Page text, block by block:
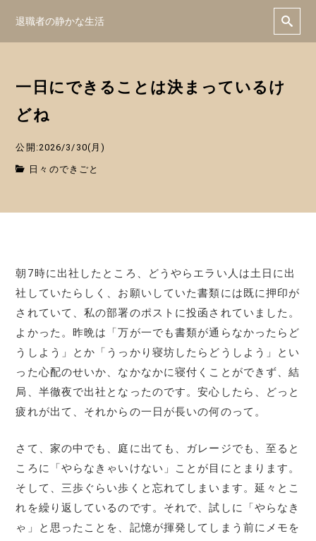
退職者の静かな生活
一日にできることは決まっているけ
どね
公開:2026/3/30(月)
日々のできごと
朝7時に出社したところ、どうやらエラい人は土日に出
社していたらしく、お願いしていた書類には既に押印が
されていて、私の部署のポストに投函されていました。
よかった。昨晩は「万が一でも書類が通らなかったらど
うしよう」とか「うっかり寝坊したらどうしよう」とい
った心配のせいか、なかなかに寝付くことができず、結
局、半徹夜で出社となったのです。安心したら、どっと
疲れが出て、それからの一日が長いの何のって。
さて、家の中でも、庭に出ても、ガレージでも、至ると
ころに「やらなきゃいけない」ことが目にとまります。
そして、三歩ぐらい歩くと忘れてしまいます。延々とこ
れを繰り返しているのです。それで、試しに「やらなき
ゃ」と思ったことを、記憶が揮発してしまう前にメモを